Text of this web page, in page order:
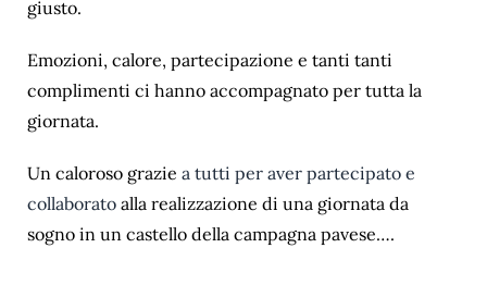
giusto.
Emozioni, calore, partecipazione e tanti tanti
complimenti ci hanno accompagnato per tutta la
giornata.
Un caloroso grazie a tutti per aver partecipato e
collaborato alla realizzazione di una giornata da
sogno in un castello della campagna pavese….